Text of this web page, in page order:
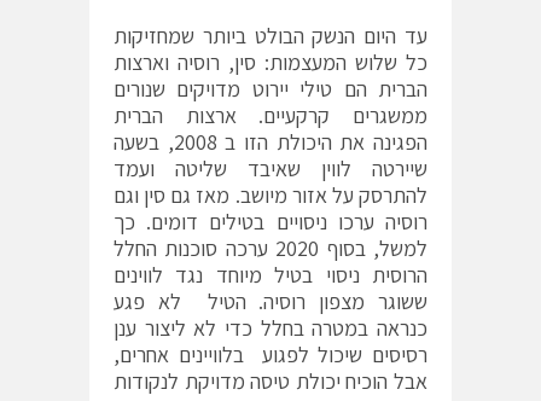
עד היום הנשק הבולט ביותר שמחזיקות
כל שלוש המעצמות: סין, רוסיה וארצות
הברית הם טילי יירוט מדויקים שנורים
ממשגרים קרקעיים. ארצות הברית
הפגינה את היכולת הזו ב 2008, בשעה
שיירטה לווין שאיבד שליטה ועמד
להתרסק על אזור מיושב. מאז גם סין וגם
רוסיה ערכו ניסויים בטילים דומים. כך
למשל, בסוף 2020 ערכה סוכנות החלל
הרוסית ניסוי בטיל מיוחד נגד לווינים
ששוגר מצפון רוסיה. הטיל לא פגע
כנראה במטרה בחלל כדי לא ליצור ענן
רסיסים שיכול לפגוע בלוויינים אחרים,
אבל הוכיח יכולת טיסה מדויקת לנקודות